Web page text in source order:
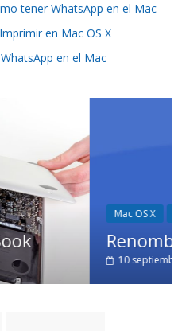
tener WhatsApp en el Mac
Imprimir en Mac OS X
en el Mac
Trucos
archivos en Mac
2012 10